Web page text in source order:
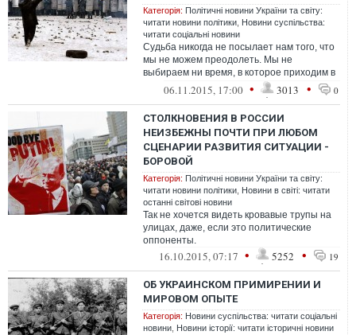
Категорія: Політичні новини України та світу:
читати новини політики Новини суспільства:
читати соціальні новини
Судьба никогда не посылает нам того, что
мы не можем преодолеть. Мы не
выбираем ни время, в которое приходим в
этот мир, ни страну, в которой нам сужд...
06.11.2015, 17:00 • 3013 • 0
СТОЛКНОВЕНИЯ В РОССИИ
НЕИЗБЕЖНЫ ПОЧТИ ПРИ ЛЮБОМ
СЦЕНАРИИ РАЗВИТИЯ СИТУАЦИИ -
БОРОВОЙ
Категорія: Політичні новини України та світу:
читати новини політики Новини в світі: читати
останні світові новини
Так не хочется видеть кровавые трупы на
улицах, даже, если это политические
оппоненты.
16.10.2015, 07:17 • 5252 • 19
ОБ УКРАИНСКОМ ПРИМИРЕНИИ И
МИРОВОМ ОПЫТЕ
Категорія: Новини суспільства: читати соціальні
новини Новини історії: читати історичні новини